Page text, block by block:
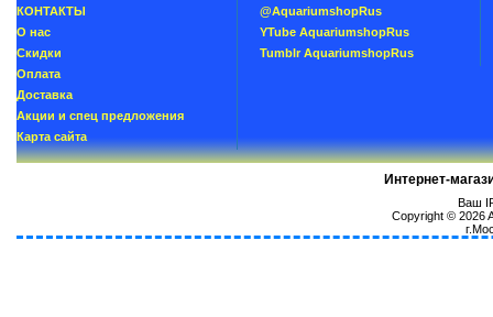
КОНТАКТЫ
О нас
Скидки
Oплатa
Доставка
Акции и спец предложения
Карта сайта
@AquariumshopRus
YTube AquariumshopRus
Tumblr AquariumshopRus
Интернет-
Ваш
Copyright © 2026